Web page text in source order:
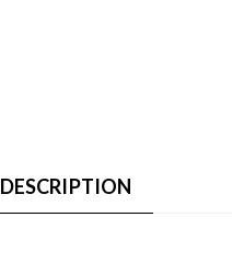
DESCRIPTION